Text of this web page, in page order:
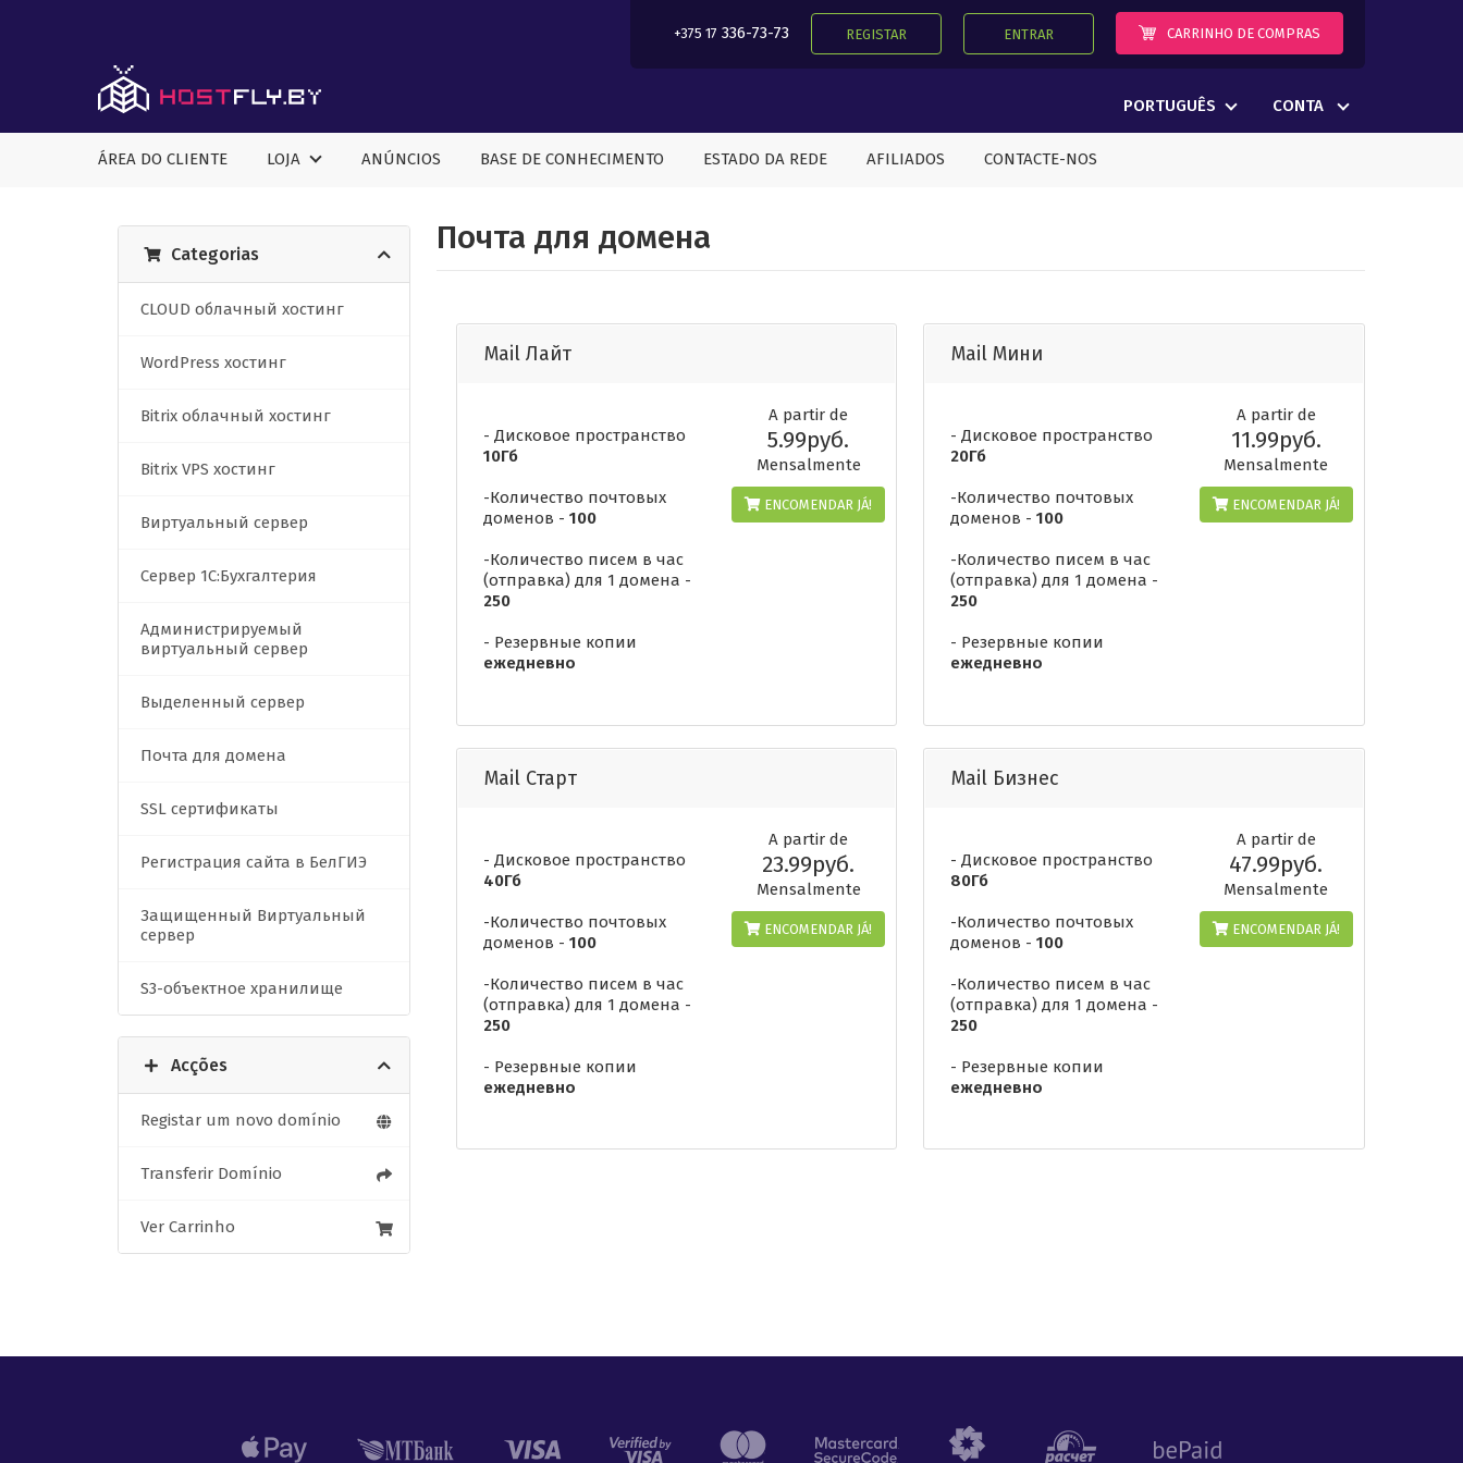
+375 17 336-73-73 REGISTAR ENTRAR CARRINHO DE COMPRAS
PORTUGUÊS CONTA
ÁREA DO CLIENTE LOJA ANÚNCIOS BASE DE CONHECIMENTO ESTADO DA REDE AFILIADOS CONTACTE-NOS
Почта для домена
Categorias
CLOUD облачный хостинг
WordPress хостинг
Bitrix облачный хостинг
Bitrix VPS хостинг
Виртуальный сервер
Сервер 1C:Бухгалтерия
Администрируемый
виртуальный сервер
Выделенный сервер
Почта для домена
SSL сертификаты
Регистрация сайта в БелГИЭ
Защищенный Виртуальный
сервер
S3-объектное хранилище
Acções
Registar um novo domínio
Transferir Domínio
Ver Carrinho
Mail Лайт
- Дисковое пространство
10Гб
-Количество почтовых
доменов - 100
-Количество писем в час
(отправка) для 1 домена -
250
- Резервные копии
ежедневно
A partir de
5.99руб.
Mensalmente
ENCOMENDAR JÁ!
Mail Мини
- Дисковое пространство
20Гб
-Количество почтовых
доменов -100
-Количество писем в час
(отправка) для 1 домена -
250
- Резервные копии
ежедневно
A partir de
11.99руб.
Mensalmente
ENCOMENDAR JÁ!
Mail Старт
- Дисковое пространство
40Гб
-Количество почтовых
доменов - 100
-Количество писем в час
(отправка) для 1 домена -
250
- Резервные копии
ежедневно
A partir de
23.99руб.
Mensalmente
ENCOMENDAR JÁ!
Mail Бизнес
- Дисковое пространство
80Гб
-Количество почтовых
доменов -100
-Количество писем в час
(отправка) для 1 домена -
250
- Резервные копии
ежедневно
A partir de
47.99руб.
Mensalmente
ENCOMENDAR JÁ!